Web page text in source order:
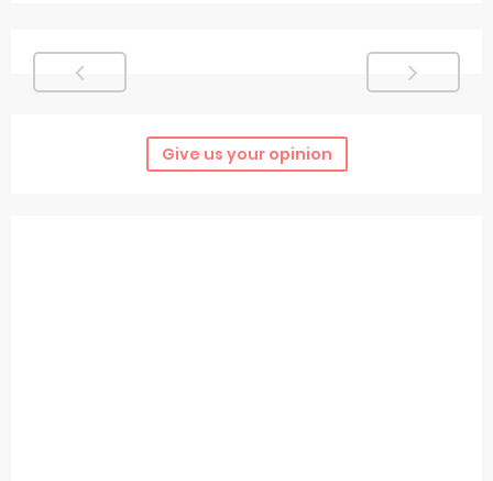
Give us your opinion